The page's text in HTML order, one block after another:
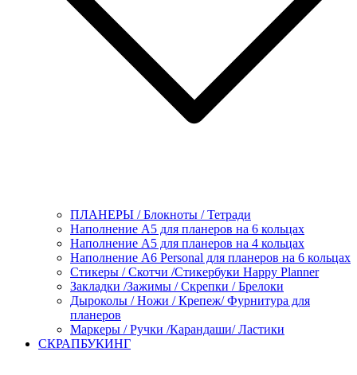
ПЛАНЕРЫ / Блокноты / Тетради
Наполнение А5 для планеров на 6 кольцах
Наполнение А5 для планеров на 4 кольцах
Наполнение А6 Personal для планеров на 6 кольцах
Стикеры / Скотчи /Стикербуки Happy Planner
Закладки /Зажимы / Скрепки / Брелоки
Дыроколы / Ножи / Крепеж/ Фурнитура для
планеров
Маркеры / Ручки /Карандаши/ Ластики
СКРАПБУКИНГ